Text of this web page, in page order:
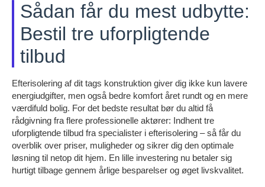
Sådan får du mest udbytte:
Bestil tre uforpligtende
tilbud
Efterisolering af dit tags konstruktion giver dig ikke kun lavere
energiudgifter, men også bedre komfort året rundt og en mere
værdifuld bolig. For det bedste resultat bør du altid få
rådgivning fra flere professionelle aktører: Indhent tre
uforpligtende tilbud fra specialister i efterisolering – så får du
overblik over priser, muligheder og sikrer dig den optimale
løsning til netop dit hjem. En lille investering nu betaler sig
hurtigt tilbage gennem årlige besparelser og øget livskvalitet.